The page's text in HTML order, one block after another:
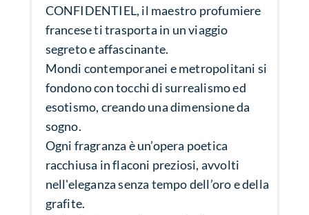
CONFIDENTIEL, il maestro profumiere
francese ti trasporta in un viaggio
segreto e affascinante.
Mondi contemporanei e metropolitani si
fondono con tocchi di surrealismo ed
esotismo, creando una dimensione da
sogno.
Ogni fragranza è un’opera poetica
racchiusa in flaconi preziosi, avvolti
nell'eleganza senza tempo dell’oro e della
grafite.